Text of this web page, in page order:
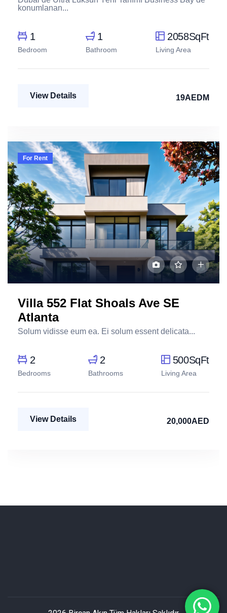
konumlanan...
1
Bedroom
1
Bathroom
2058SqFt
Living Area
View Details 19AEDM
For Rent
Villa 552 Flat Shoals Ave SE
Atlanta
Solum vidisse eum ea. Ei solum essent delicata...
2
Bedrooms
2
Bathrooms
500SqFt
Living Area
View Details 20,000AED